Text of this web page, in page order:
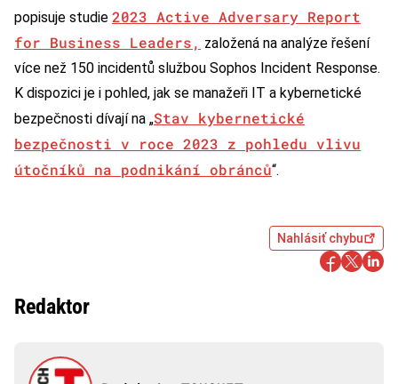
popisuje studie 2023 Active Adversary Report
for Business Leaders, založená na analýze řešení
více než 150 incidentů službou Sophos Incident Response.
K dispozici je i pohled, jak se manažeři IT a kybernetické
bezpečnosti dívají na „Stav kybernetické
bezpečnosti v roce 2023 z pohledu vlivu
útočníků na podnikání obránců“.
Nahlásiť chybu
Redaktor